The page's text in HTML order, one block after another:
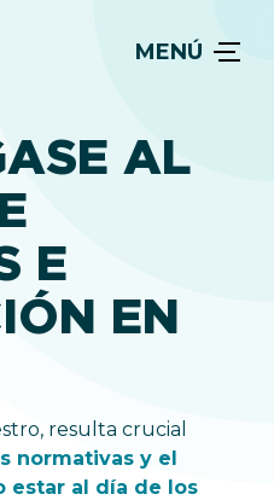
MENÚ
AL
E
EN
resulta crucial
normativas y el
estar al día de los